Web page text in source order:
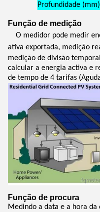
Profundidade (mm)
Função de medição
O medidor pode medir
ativa exportada, medição
medição de divisão
calcular a energia activa e
de tempo de 4 tarifas
Função de procura
Medindo a data e a hora